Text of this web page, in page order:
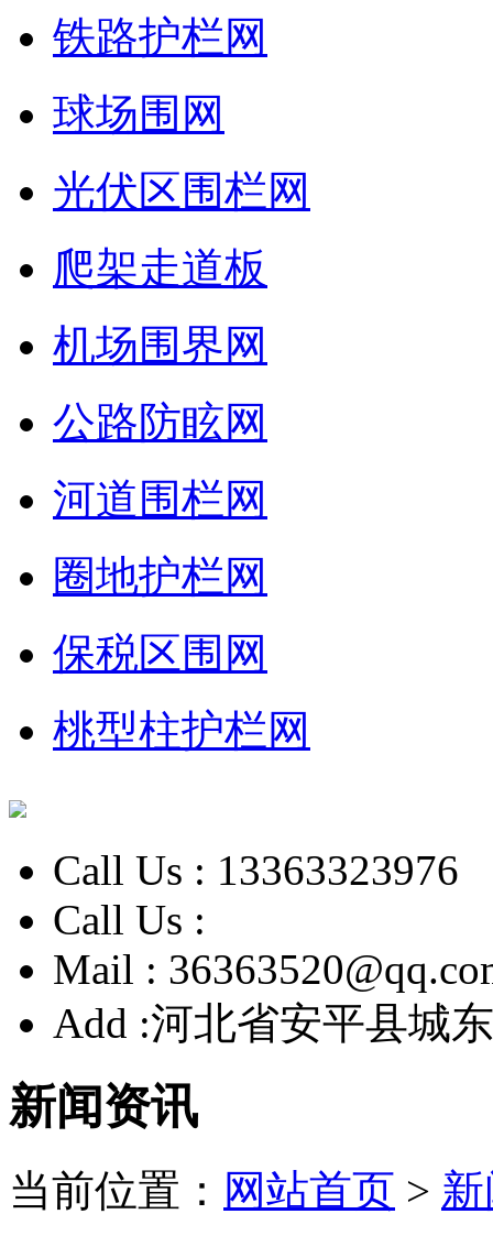
铁路护栏网
球场围网
光伏区围栏网
爬架走道板
机场围界网
公路防眩网
河道围栏网
圈地护栏网
保税区围网
桃型柱护栏网
Call Us : 13363323976
Call Us :
Mail :
Add :河北省安平县城
新闻资讯
当前位置： 网站首页 >